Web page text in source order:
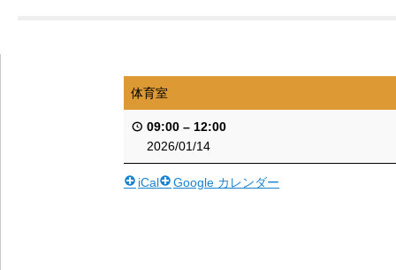
体育室
09:00 – 12:00
2026/01/14
iCal Google カレンダー